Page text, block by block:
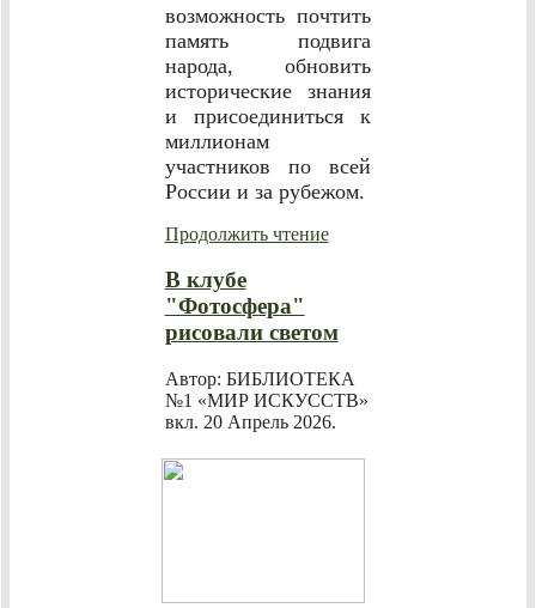
возможность почтить
память подвига
народа, обновить
исторические знания
и присоединиться к
миллионам
участников по всей
России и за рубежом.
Продолжить чтение
В клубе
"Фотосфера"
рисовали светом
Автор: БИБЛИОТЕКА
№1 «МИР ИСКУССТВ»
вкл. 20 Апрель 2026.